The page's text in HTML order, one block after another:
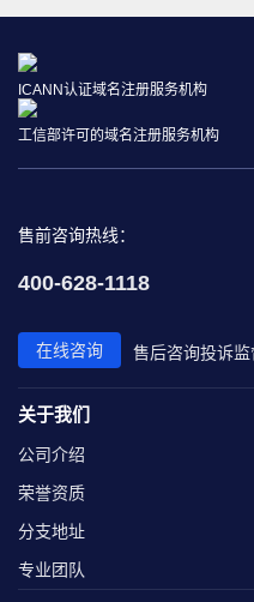
ICANN认证域名注册服务机构
工信部许可的域名注册服务机构
售前咨询热线：
400-628-1118
在线咨询 售后咨询投诉监
关于我们
公司介绍
荣誉资质
分支地址
专业团队